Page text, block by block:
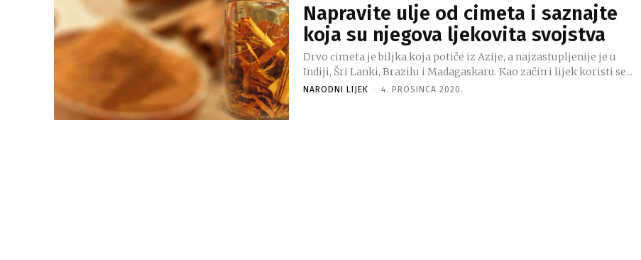
Napravite ulje od cimeta i saznajte
koja su njegova ljekovita svojstva
Drvo cimeta je biljka koja potiče iz Azije, a najzastupljenije je u
Indiji, Šri Lanki, Brazilu i Madagaskaru. Kao začin i lijek koristi se...
NARODNI LIJEK - 4. PROSINCA 2020.